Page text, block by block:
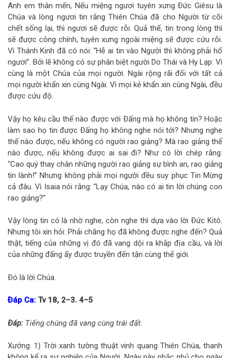
Anh em thân mến, Nếu miệng ngươi tuyên xưng Ðức Giêsu là
Chúa và lòng ngươi tin rằng Thiên Chúa đã cho Người từ cõi
chết sống lại, thì ngươi sẽ được rỗi. Quả thế, tin trong lòng thì
sẽ được công chính, tuyên xưng ngoài miệng sẽ được cứu rỗi.
Vì Thánh Kinh đã có nói: “Hễ ai tin vào Người thì không phải hổ
ngươi”. Bởi lẽ không có sự phân biệt người Do Thái và Hy Lạp: Vì
cùng là một Chúa của mọi người. Ngài rộng rãi đối với tất cả
mọi người khẩn xin cùng Ngài. Vì mọi kẻ khẩn xin cùng Ngài, đều
được cứu độ.
Vậy họ kêu cầu thế nào được với Ðấng mà họ không tin? Hoặc
làm sao họ tin được Ðấng họ không nghe nói tới? Nhưng nghe
thế nào được, nếu không có người rao giảng? Mà rao giảng thế
nào được, nếu không được ai sai đi? Như có lời chép rằng:
“Cao quý thay chân những người rao giảng sự bình an, rao giảng
tin lành!” Nhưng không phải mọi người đều suy phục Tin Mừng
cả đâu. Vì Isaia nói rằng: “Lạy Chúa, nào có ai tin lời chúng con
rao giảng?”
Vậy lòng tin có là nhờ nghe, còn nghe thì dựa vào lời Ðức Kitô.
Nhưng tôi xin hỏi: Phải chăng họ đã không được nghe đến? Quả
thật, tiếng của những vị đó đã vang dội ra khắp địa cầu, và lời
của những đấng ấy được truyền đến tận cùng thế giới.
Ðó là lời Chúa.
Ðáp Ca: Tv 18, 2–3. 4–5
Ðáp: Tiếng chúng đã vang cùng trái đất.
Xướng: 1) Trời xanh tường thuật vinh quang Thiên Chúa, thanh